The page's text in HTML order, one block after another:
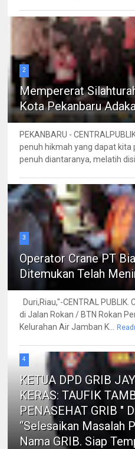
2
Mempererat
Kota Pekanbaru
PEKANBARU -
penuh hikmah yang dapat kita
penuh diantaranya, melatih
3
Operator Crane PT
Ditemukan Telah
Duri,Riau,"-CENTRAL
di Jalan Rokan / BTN Rokan
Kelurahan Air Jamban K...
4
KETUA DPD GRIB
KERAS: TAUFIK
PENASEHAT GRIB "
“Selesaikan Masalah
Nama GRIB. Siap